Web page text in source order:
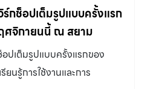
สามารถนำไปใช้ร่วมกับ
นังของท่านมีค่าSTC มากกว่า
มีคุณสมบัติที่โดดเด่น
กช็อปเต็มรูปแบบครั้งแรก
ศจิกายนนี้ ณ สยาม
ปเต็มรูปแบบครั้งแรกของ
ยนรู้การใช้งานและการ